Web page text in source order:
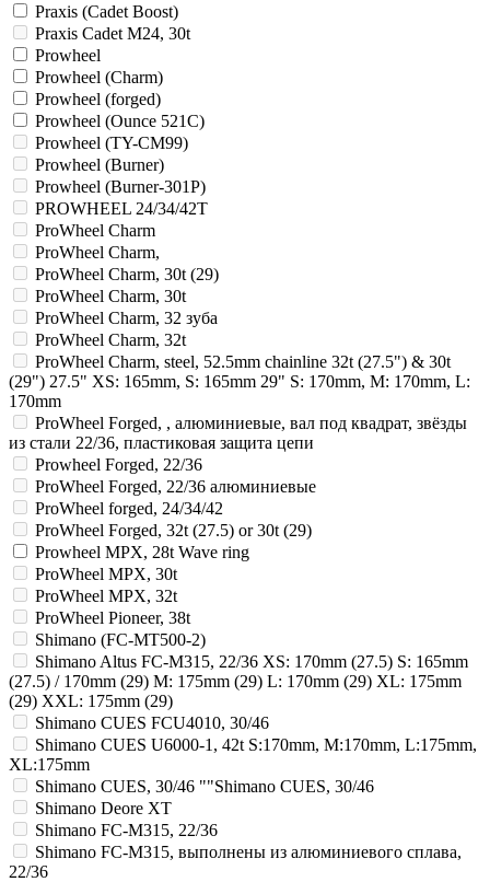
Praxis (Cadet Boost)
Praxis Cadet M24, 30t
Prowheel
Prowheel (Charm)
Prowheel (forged)
Prowheel (Ounce 521C)
Prowheel (TY-CM99)
Prowheel (Burner)
Prowheel (Burner-301P)
PROWHEEL 24/34/42T
ProWheel Charm
ProWheel Charm,
ProWheel Charm, 30t (29)
ProWheel Charm, 30t
ProWheel Charm, 32 зуба
ProWheel Charm, 32t
ProWheel Charm, steel, 52.5mm chainline 32t (27.5") & 30t
(29") 27.5" XS: 165mm, S: 165mm 29" S: 170mm, M: 170mm, L:
170mm
ProWheel Forged, , алюминиевые, вал под квадрат, звёзды
из стали 22/36, пластиковая защита цепи
Prowheel Forged, 22/36
ProWheel Forged, 22/36 алюминиевые
ProWheel forged, 24/34/42
ProWheel Forged, 32t (27.5) or 30t (29)
Prowheel MPX, 28t Wave ring
ProWheel MPX, 30t
ProWheel MPX, 32t
ProWheel Pioneer, 38t
Shimano (FC-MT500-2)
Shimano Altus FC-M315, 22/36 XS: 170mm (27.5) S: 165mm
(27.5) / 170mm (29) M: 175mm (29) L: 170mm (29) XL: 175mm
(29) XXL: 175mm (29)
Shimano CUES FCU4010, 30/46
Shimano CUES U6000-1, 42t S:170mm, M:170mm, L:175mm,
XL:175mm
Shimano CUES, 30/46 ""Shimano CUES, 30/46
Shimano Deore XT
Shimano FC-M315, 22/36
Shimano FC-M315, выполнены из алюминиевого сплава,
22/36